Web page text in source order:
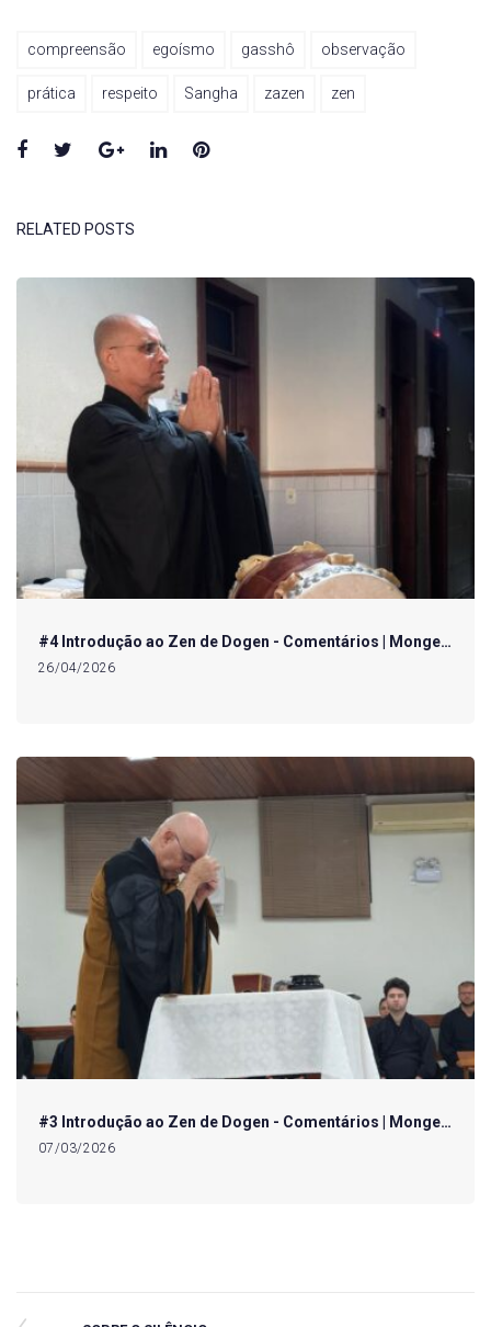
compreensão egoísmo gasshô observação
prática respeito Sangha zazen zen
Facebook
TwitterGoogle+LinkedInPinterest
RELATED POSTS
#4 Introdução ao Zen de Dogen - Comentários | Monge…
26/04/2026
#3 Introdução ao Zen de Dogen - Comentários | Monge…
07/03/2026